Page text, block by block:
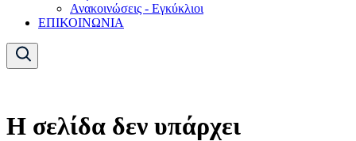
Ανακοινώσεις - Εγκύκλιοι
ΕΠΙΚΟΙΝΩΝΙΑ
Η σελίδα δεν υπάρχει